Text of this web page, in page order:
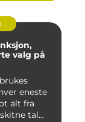
valg på
eneste
alt fra
tal...